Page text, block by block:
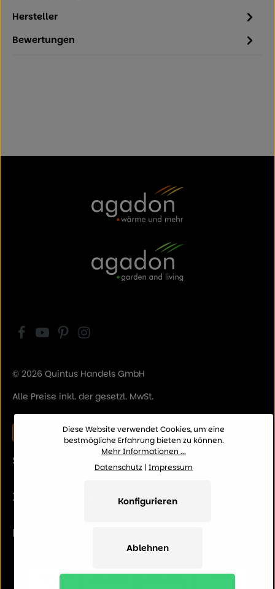
Hersteller
Bewertungen
© 2026 Quintus Handels GmbH
Alle Preise inkl. der gesetzl. MwSt.
Vertrag widerrufen
SERVICE
INFORMATION
KATEGORIEN
Diese Website verwendet Cookies, um eine
bestmögliche Erfahrung bieten zu können.
Mehr Informationen ...
Datenschutz | Impressum
Ablehnen
Konfigurieren